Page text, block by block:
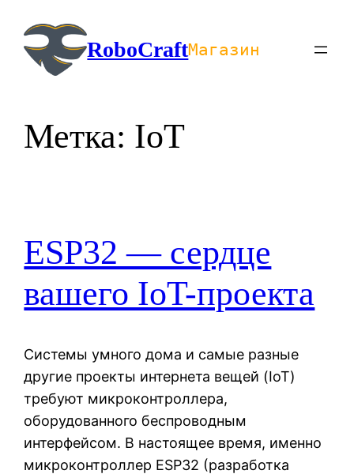
содержимомуRoboCraftМагазин
Метка: IoT
ESP32 — сердце
вашего IoT-проекта
Системы умного дома и самые разные
другие проекты интернета вещей (IoT)
требуют микроконтроллера,
оборудованного беспроводным
интерфейсом. В настоящее время, именно
микроконтроллер ESP32 (разработка